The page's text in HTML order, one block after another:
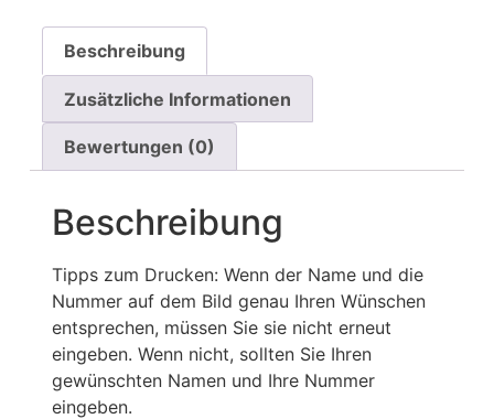
Beschreibung
Zusätzliche Informationen
Bewertungen (0)
Beschreibung
Tipps zum Drucken: Wenn der Name und die
Nummer auf dem Bild genau Ihren Wünschen
entsprechen, müssen Sie sie nicht erneut
eingeben. Wenn nicht, sollten Sie Ihren
gewünschten Namen und Ihre Nummer
eingeben.